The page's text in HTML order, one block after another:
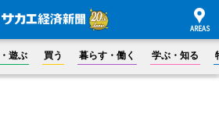
遊ぶ 買う 暮らす・働く 学ぶ・知る